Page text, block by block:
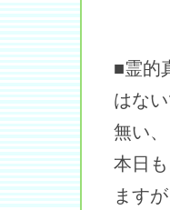
■霊的
はな
無い
本日
ます